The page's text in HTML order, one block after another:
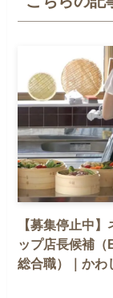
【募集停止中】
ップ店長候補（
総合職）｜かわ